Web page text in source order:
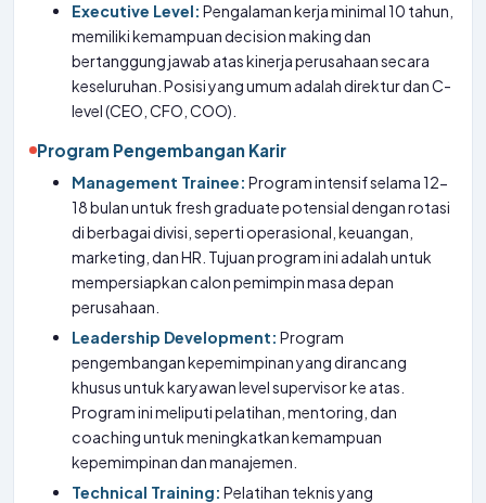
Executive Level: Pengalaman kerja minimal 10 tahun,
memiliki kemampuan decision making dan
bertanggung jawab atas kinerja perusahaan secara
keseluruhan. Posisi yang umum adalah direktur dan C-
level (CEO, CFO, COO).
Program Pengembangan Karir
Management Trainee: Program intensif selama 12-
18 bulan untuk fresh graduate potensial dengan rotasi
di berbagai divisi, seperti operasional, keuangan,
marketing, dan HR. Tujuan program ini adalah untuk
mempersiapkan calon pemimpin masa depan
perusahaan.
Leadership Development: Program
pengembangan kepemimpinan yang dirancang
khusus untuk karyawan level supervisor ke atas.
Program ini meliputi pelatihan, mentoring, dan
coaching untuk meningkatkan kemampuan
kepemimpinan dan manajemen.
Technical Training: Pelatihan teknis yang